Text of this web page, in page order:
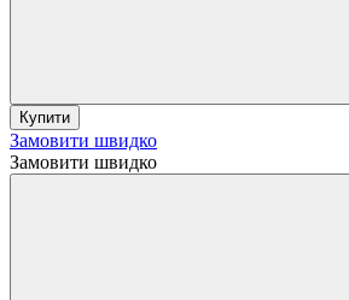
Купити
Замовити швидко
Замовити швидко